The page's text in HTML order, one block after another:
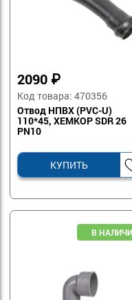
2090 ₽
Код товара: 470356
Отвод НПВХ (PVC-U)
110*45, ХЕМКОР SDR 26
PN10
КУПИТЬ